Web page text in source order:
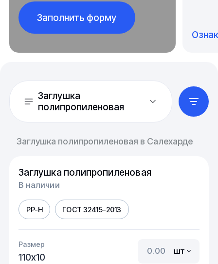
Заполнить форму
Заглушка
полипропиленовая
Заглушка полипропиленовая в Салехарде
Заглушка полипропиленовая
В наличии
PP-H ГОСТ 32415-2013
Размер
110х10
шт